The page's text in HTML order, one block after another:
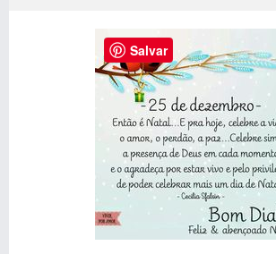
Salvar